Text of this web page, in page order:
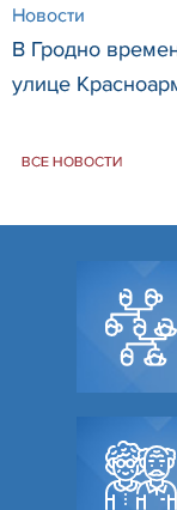
Новости
В Гродно
улице
ВСЕ НОВОСТИ